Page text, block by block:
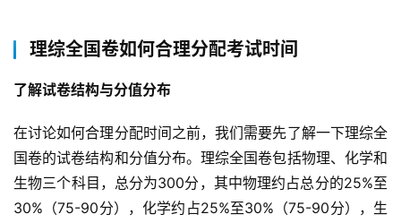
理综全国卷如何合理分配考试时间
了解试卷结构与分值分布
在讨论如何合理分配时间之前，我们需要先了解一下理综全
国卷的试卷结构和分值分布。理综全国卷包括物理、化学和
生物三个科目，总分为300分，其中物理约占总分的25%至
30%（75-90分），化学约占25%至30%（75-90分），生